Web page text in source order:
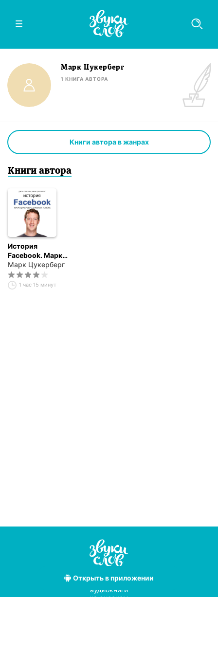
Марк Цукерберг
1 КНИГА АВТОРА
Книги автора в жанрах
Книги автора
История
Facebook. Марк
Цукерберг.
Правила успеха
Марк Цукерберг
1 час 15 минут
Открытьв приложении
Лучшие
аудиокниги
на русском